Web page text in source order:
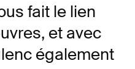
fait le lien
et avec
également